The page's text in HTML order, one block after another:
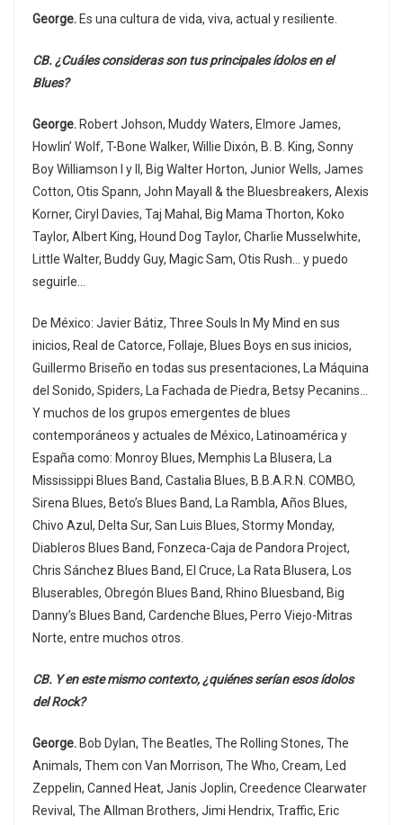
George. Es una cultura de vida, viva, actual y resiliente.
CB. ¿Cuáles consideras son tus principales ídolos en el
Blues?
George. Robert Johson, Muddy Waters, Elmore James,
Howlin’ Wolf, T-Bone Walker, Willie Dixón, B. B. King, Sonny
Boy Williamson I y II, Big Walter Horton, Junior Wells, James
Cotton, Otis Spann, John Mayall & the Bluesbreakers, Alexis
Korner, Ciryl Davies, Taj Mahal, Big Mama Thorton, Koko
Taylor, Albert King, Hound Dog Taylor, Charlie Musselwhite,
Little Walter, Buddy Guy, Magic Sam, Otis Rush… y puedo
seguirle…
De México: Javier Bátiz, Three Souls In My Mind en sus
inicios, Real de Catorce, Follaje, Blues Boys en sus inicios,
Guillermo Briseño en todas sus presentaciones, La Máquina
del Sonido, Spiders, La Fachada de Piedra, Betsy Pecanins…
Y muchos de los grupos emergentes de blues
contemporáneos y actuales de México, Latinoamérica y
España como: Monroy Blues, Memphis La Blusera, La
Mississippi Blues Band, Castalia Blues, B.B.A.R.N. COMBO,
Sirena Blues, Beto’s Blues Band, La Rambla, Años Blues,
Chivo Azul, Delta Sur, San Luis Blues, Stormy Monday,
Diableros Blues Band, Fonzeca-Caja de Pandora Project,
Chris Sánchez Blues Band, El Cruce, La Rata Blusera, Los
Bluserables, Obregón Blues Band, Rhino Bluesband, Big
Danny’s Blues Band, Cardenche Blues, Perro Viejo-Mitras
Norte, entre muchos otros.
CB. Y en este mismo contexto, ¿quiénes serían esos ídolos
del Rock?
George. Bob Dylan, The Beatles, The Rolling Stones, The
Animals, Them con Van Morrison, The Who, Cream, Led
Zeppelin, Canned Heat, Janis Joplin, Creedence Clearwater
Revival, The Allman Brothers, Jimi Hendrix, Traffic, Eric